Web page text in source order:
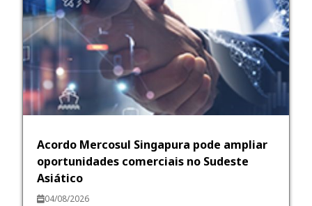
Acordo Mercosul Singapura pode ampliar
oportunidades comerciais no Sudeste
Asiático
04/08/2026